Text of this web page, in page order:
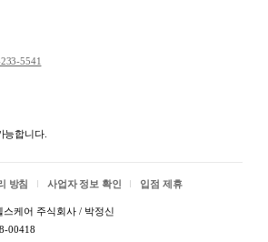
5541
능합니다.
방침 사업자 정보 확인 입점 제휴
스케어 주식회사 / 박정신
00418